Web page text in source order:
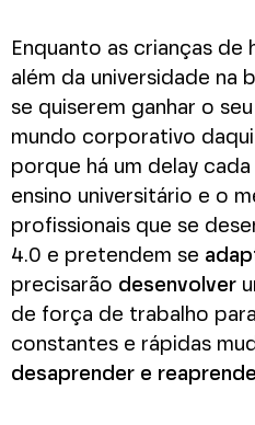
Enquanto as crianças
além da universidade na
se quiserem ganhar o
mundo corporativo daqui
porque há um delay
ensino universitário e o
profissionais que se
4.0 e pretendem se
precisarão desenvolver
de força de trabalho
constantes e rápidas
desaprender e